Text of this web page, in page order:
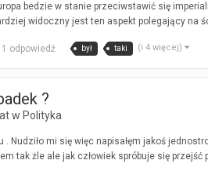
bedzie w stanie przeciwstawić się
widoczny jest ten aspekt polegający na
1 odpowiedź był taki (i 4 więcej)
?
w Polityka
. Nudziło mi się więc napisałęm jakoś
tak żle ale jak człowiek spróbuje się przejść